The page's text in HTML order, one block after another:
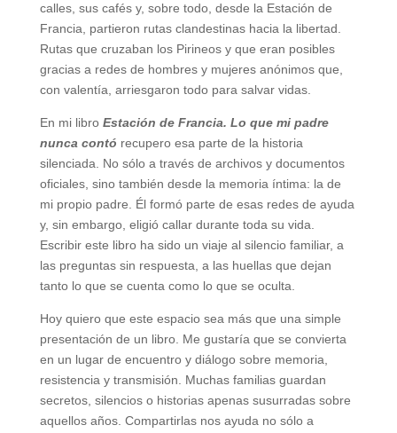
calles, sus cafés y, sobre todo, desde la Estación de
Francia, partieron rutas clandestinas hacia la libertad.
Rutas que cruzaban los Pirineos y que eran posibles
gracias a redes de hombres y mujeres anónimos que,
con valentía, arriesgaron todo para salvar vidas.
En mi libro Estación de Francia. Lo que mi padre
nunca contó recupero esa parte de la historia
silenciada. No sólo a través de archivos y documentos
oficiales, sino también desde la memoria íntima: la de
mi propio padre. Él formó parte de esas redes de ayuda
y, sin embargo, eligió callar durante toda su vida.
Escribir este libro ha sido un viaje al silencio familiar, a
las preguntas sin respuesta, a las huellas que dejan
tanto lo que se cuenta como lo que se oculta.
Hoy quiero que este espacio sea más que una simple
presentación de un libro. Me gustaría que se convierta
en un lugar de encuentro y diálogo sobre memoria,
resistencia y transmisión. Muchas familias guardan
secretos, silencios o historias apenas susurradas sobre
aquellos años. Compartirlas nos ayuda no sólo a